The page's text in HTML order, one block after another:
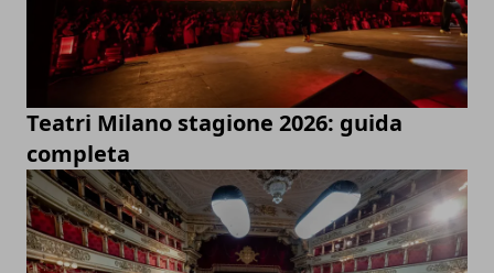
Teatri Milano stagione 2026: guida
completa